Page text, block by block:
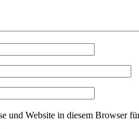
und Website in diesem Browser